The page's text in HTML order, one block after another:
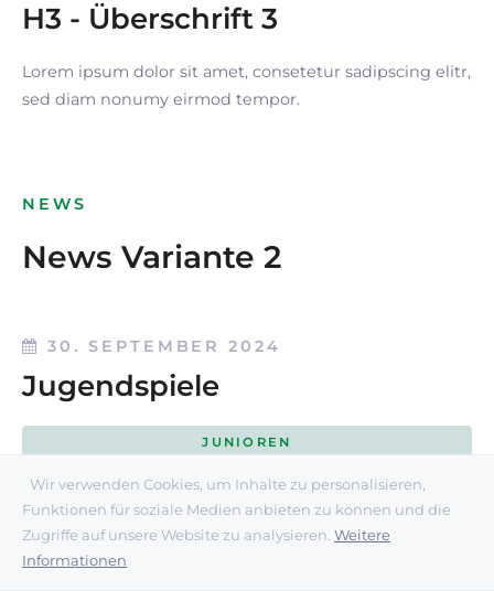
Wir verwenden Cookies, um Inhalte zu personalisieren,
Funktionen für soziale Medien anbieten zu können und die
Zugriffe auf unsere Website zu analysieren. Weitere
Informationen
H3 - Überschrift 3
Lorem ipsum dolor sit amet, consetetur sadipscing elitr,
sed diam nonumy eirmod tempor.
NEWS
News Variante 2
30. SEPTEMBER 2024
Jugendspiele
JUNIOREN
DEN ARTIKEL LESEN